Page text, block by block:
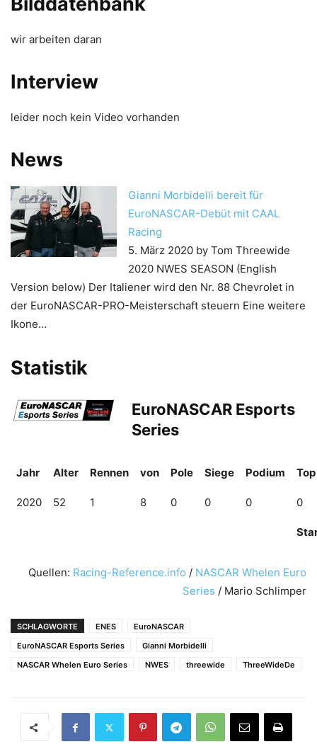
wir arbeiten daran
Interview
leider noch kein Video vorhanden
News
Gianni Morbidelli bereit für
EuroNASCAR-Debüt mit CAAL
Racing
5. März 2020 by Tom Threewide
2020 NWES SEASON (English
Version below) Der Italiener wird den Nr. 88 Chevrolet in
der EuroNASCAR-PRO-Meisterschaft steuern Eine weitere
Ikone…
Statistik
EuroNASCAR Esports
Series
Jahr Alter Rennen von Pole Siege Podium
2020 52 1 8 0 0 0 0
Quellen: Racing-Reference.info / NASCAR Whelen Euro
Series / Mario Schlimper
SCHLAGWORTE ENES
EuroNASCAR
EuroNASCAR Esports Series
Gianni Morbidelli
NASCAR Whelen Euro Series
NWES threewide ThreeWideDe